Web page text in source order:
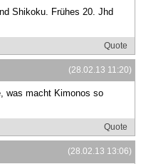
Shikoku. Frühes 20. Jhd
Quote
(28.02.13 11:20)
was macht Kimonos so
Quote
(28.02.13 13:06)